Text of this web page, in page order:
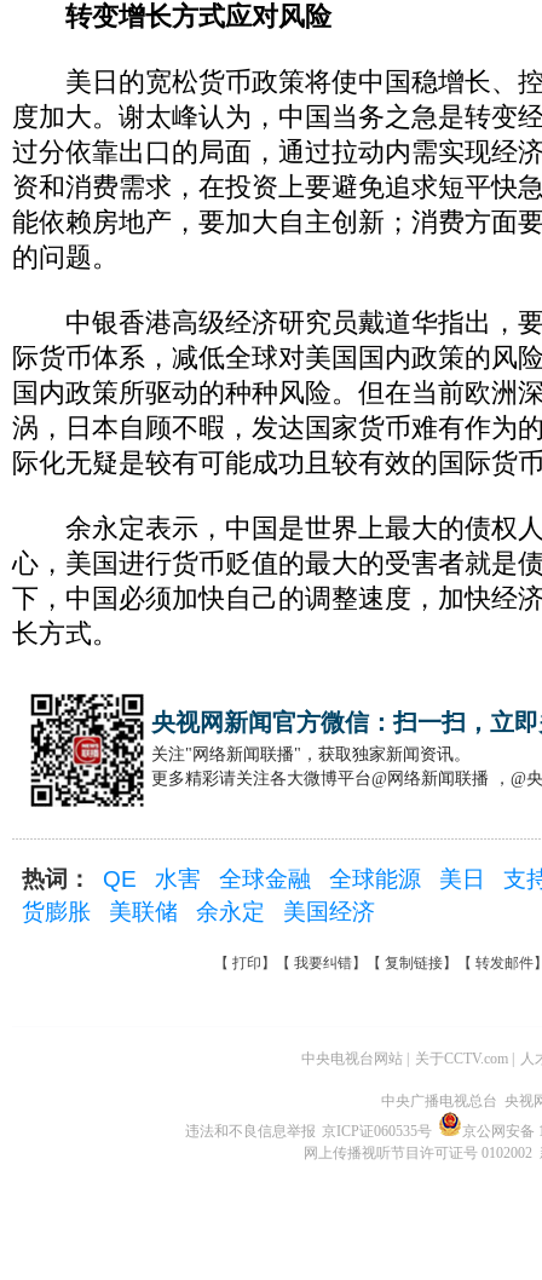
转变增长方式应对风险
美日的宽松货币政策将使中国稳增长、
度加大。谢太峰认为，中国当务之急是转变
过分依靠出口的局面，通过拉动内需实现经
资和消费需求，在投资上要避免追求短平快
能依赖房地产，要加大自主创新；消费方面
的问题。
中银香港高级经济研究员戴道华指出，
际货币体系，减低全球对美国国内政策的风
国内政策所驱动的种种风险。但在当前欧洲
涡，日本自顾不暇，发达国家货币难有作为
际化无疑是较有可能成功且较有效的国际货
余永定表示，中国是世界上最大的债权
心，美国进行货币贬值的最大的受害者就是
下，中国必须加快自己的调整速度，加快经
长方式。
央视网新闻官方微信：扫一扫，立
关注"网络新闻联播"，获取独家新闻资讯。
更多精彩请关注各大微博平台@网络新闻联播 ，@
热词： QE 水害 全球金融 全球能源 美日
支
货膨胀
美联储 余永定 美国经济
【 打印 】【 我要纠错】【 复制链接】【 转发邮件
中央电视台网站 关于CCTV.com 人
中央广播电视总台 央视
违法和不良信息举报 京ICP证060535号
京公网安备
网上传播视听节目许可证号 0102002